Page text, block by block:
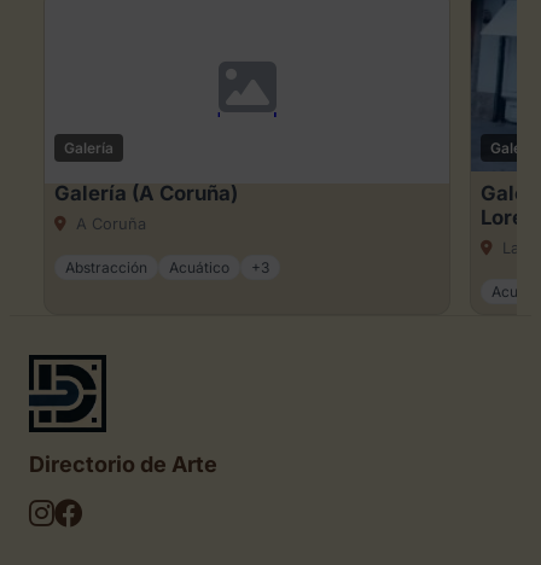
Galería
Galería (A Coruña)
A Coruña
Abstracción Acuático +3
Galería
La
Directorio de Arte